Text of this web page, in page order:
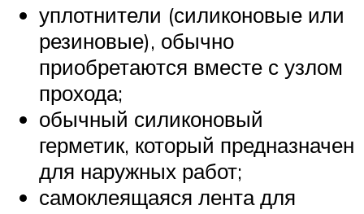
уплотнители (силиконовые или
резиновые), обычно
приобретаются вместе с узлом
прохода;
обычный силиконовый
герметик, который предназначен
для наружных работ;
самоклеящаяся лента для